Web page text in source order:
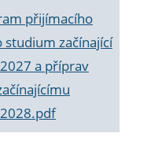
přijímacího
studium začínající
a příprav